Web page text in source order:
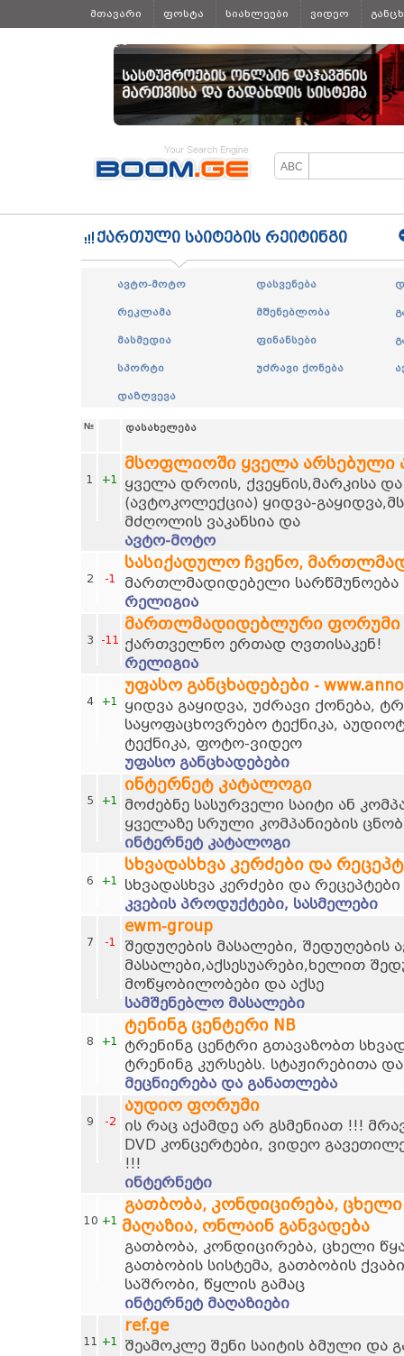
მთავარი ფოსტა სიახლეები ვიდეო
ყველა
ქართული საიტების რეიტინგი
ავტო-მოტო დასვენება
რეკლამა მშენებლობა
მასმედია ფინანსები
სპორტი უძრავი ქონება
დაზღვევა
№ დასახელება
1 +1
მსოფლიოში ყველა არსებული
ყველა დროის, ქვეყნის,მარკისა
(ავტოკოლექცია) ყიდვა-
მძღოლის ვაკანსია და
ავტო-მოტო
2 -1
სასიქადულო ჩვენო,
მართლმადიდებელი სარწმუნოება
რელიგია
3 -11
მართლმადიდებლური ფორუმი
ქართველნო ერთად ღვთისაკენ!
რელიგია
4 +1
უფასო განცხადებები -
ყიდვა გაყიდვა, უძრავი ქონება,
საყოფაცხოვრებო ტექნიკა,
ტექნიკა, ფოტო-ვიდეო
უფასო განცხადებები
5 +1
ინტერნეტ კატალოგი
მოძებნე სასურველი საიტი ან
ყველაზე სრული კომპანიების
ინტერნეტ კატალოგი
6 +1
სხვადასხვა კერძები და
სხვადასხვა კერძები და რეცეპტები
კვების პროდუქტები, სასმელები
7 -1
ewm-group
შედუღების მასალები, შედუღების
მასალები,აქსესუარები,ხელით
მოწყობილობები და აქსე
სამშენებლო მასალები
8 +1
ტენინგ ცენტერი NB
ტრენინგ ცენტრი გთავაზობთ
ტრენინგ კურსებს. სტაჟირებითა
მეცნიერება და განათლება
9 -2
აუდიო ფორუმი
ის რაც აქამდე არ გსმენიათ !!!
DVD კონცერტები, ვიდეო
!!!
ინტერნეტი
10 +1
გათბობა, კონდიცირება,
მაღაზია, ონლაინ განვადება
გათბობა, კონდიცირება, ცხელი
გათბობის სისტემა, გათბობის
საშრობი, წყლის გამაც
ინტერნეტ მაღაზიები
11 +1
ref.ge
შეამოკლე შენი საიტის ბმული და